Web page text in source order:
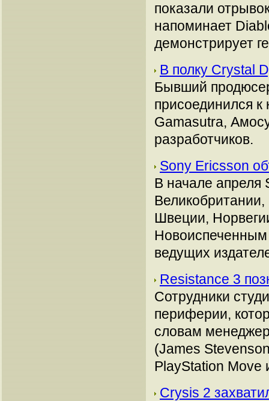
показали
напоминает
демонстрирует
В полку Crystal
Бывший
присоединился к
Gamasutra,
разработчиков.
Sony Ericsson
В начале апреля
Швеции,
Новоиспеченным
ведущих
Resistance 3
Сотрудники
периферии,
словам
(James
PlayStation Move
Crysis 2